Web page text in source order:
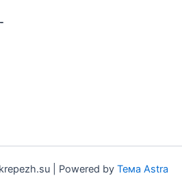
| Powered by Тема Astra